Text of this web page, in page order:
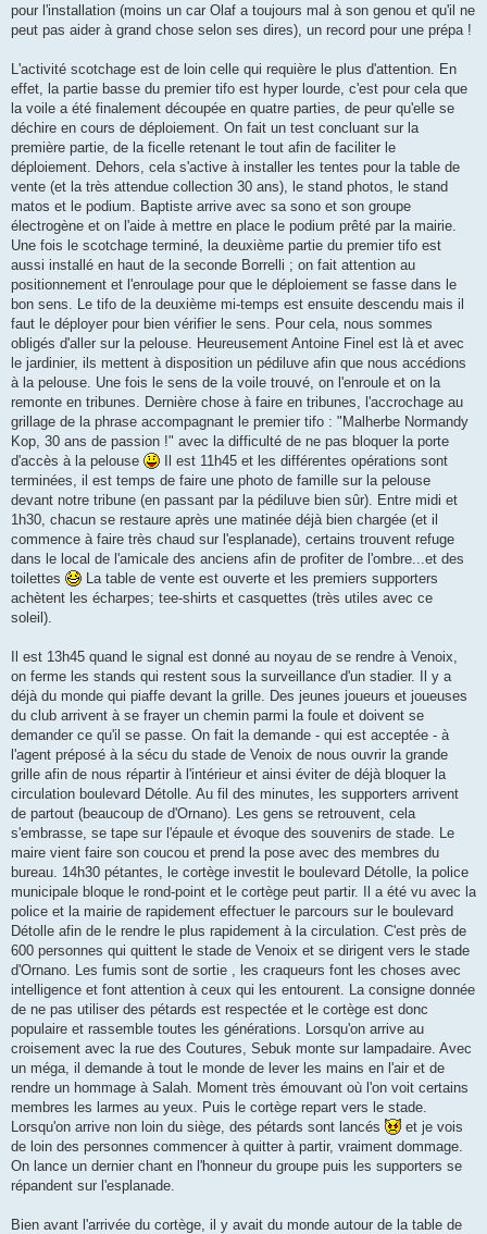
pour l'installation (moins un car Olaf a toujours mal à son genou et qu'il ne
peut pas aider à grand chose selon ses dires), un record pour une prépa !
L'activité scotchage est de loin celle qui requière le plus d'attention. En
effet, la partie basse du premier tifo est hyper lourde, c'est pour cela que
la voile a été finalement découpée en quatre parties, de peur qu'elle se
déchire en cours de déploiement. On fait un test concluant sur la
première partie, de la ficelle retenant le tout afin de faciliter le
déploiement. Dehors, cela s'active à installer les tentes pour la table de
vente (et la très attendue collection 30 ans), le stand photos, le stand
matos et le podium. Baptiste arrive avec sa sono et son groupe
électrogène et on l'aide à mettre en place le podium prêté par la mairie.
Une fois le scotchage terminé, la deuxième partie du premier tifo est
aussi installé en haut de la seconde Borrelli ; on fait attention au
positionnement et l'enroulage pour que le déploiement se fasse dans le
bon sens. Le tifo de la deuxième mi-temps est ensuite descendu mais il
faut le déployer pour bien vérifier le sens. Pour cela, nous sommes
obligés d'aller sur la pelouse. Heureusement Antoine Finel est là et avec
le jardinier, ils mettent à disposition un pédiluve afin que nous accédions
à la pelouse. Une fois le sens de la voile trouvé, on l'enroule et on la
remonte en tribunes. Dernière chose à faire en tribunes, l'accrochage au
grillage de la phrase accompagnant le premier tifo : "Malherbe Normandy
Kop, 30 ans de passion !" avec la difficulté de ne pas bloquer la porte
d'accès à la pelouse
Il est 11h45 et les différentes opérations sont
terminées, il est temps de faire une photo de famille sur la pelouse
devant notre tribune (en passant par la pédiluve bien sûr). Entre midi et
1h30, chacun se restaure après une matinée déjà bien chargée (et il
commence à faire très chaud sur l'esplanade), certains trouvent refuge
dans le local de l'amicale des anciens afin de profiter de l'ombre...et des
toilettes
La table de vente est ouverte et les premiers supporters
achètent les écharpes; tee-shirts et casquettes (très utiles avec ce
soleil).
Il est 13h45 quand le signal est donné au noyau de se rendre à Venoix,
on ferme les stands qui restent sous la surveillance d'un stadier. Il y a
déjà du monde qui piaffe devant la grille. Des jeunes joueurs et joueuses
du club arrivent à se frayer un chemin parmi la foule et doivent se
demander ce qu'il se passe. On fait la demande - qui est acceptée - à
l'agent préposé à la sécu du stade de Venoix de nous ouvrir la grande
grille afin de nous répartir à l'intérieur et ainsi éviter de déjà bloquer la
circulation boulevard Détolle. Au fil des minutes, les supporters arrivent
de partout (beaucoup de d'Ornano). Les gens se retrouvent, cela
s'embrasse, se tape sur l'épaule et évoque des souvenirs de stade. Le
maire vient faire son coucou et prend la pose avec des membres du
bureau. 14h30 pétantes, le cortège investit le boulevard Détolle, la police
municipale bloque le rond-point et le cortège peut partir. Il a été vu avec la
police et la mairie de rapidement effectuer le parcours sur le boulevard
Détolle afin de le rendre le plus rapidement à la circulation. C'est près de
600 personnes qui quittent le stade de Venoix et se dirigent vers le stade
d'Ornano. Les fumis sont de sortie , les craqueurs font les choses avec
intelligence et font attention à ceux qui les entourent. La consigne donnée
de ne pas utiliser des pétards est respectée et le cortège est donc
populaire et rassemble toutes les générations. Lorsqu'on arrive au
croisement avec la rue des Coutures, Sebuk monte sur lampadaire. Avec
un méga, il demande à tout le monde de lever les mains en l'air et de
rendre un hommage à Salah. Moment très émouvant où l'on voit certains
membres les larmes au yeux. Puis le cortège repart vers le stade.
Lorsqu'on arrive non loin du siège, des pétards sont lancés
et je vois
de loin des personnes commencer à quitter à partir, vraiment dommage.
On lance un dernier chant en l'honneur du groupe puis les supporters se
répandent sur l'esplanade.
Bien avant l'arrivée du cortège, il y avait du monde autour de la table de